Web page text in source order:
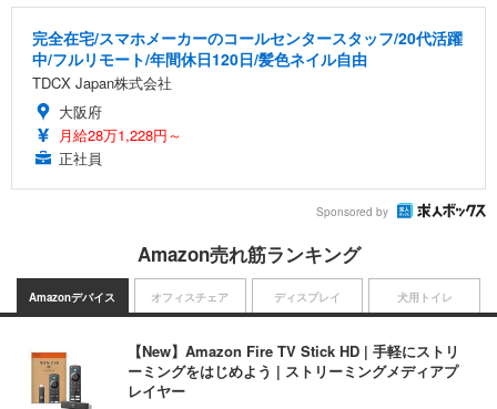
完全在宅/スマホメーカーのコールセンタースタッフ/20代活躍
中/フルリモート/年間休日120日/髪色ネイル自由
TDCX Japan株式会社
大阪府
月給28万1,228円～
正社員
Sponsored by
Amazon売れ筋ランキング
Amazonデバイス
【New】Amazon Fire TV Stick HD | 手軽にストリ
ーミングをはじめよう | ストリーミングメディアプ
レイヤー
オフィスチェア ディスプレイ 犬用トイレ